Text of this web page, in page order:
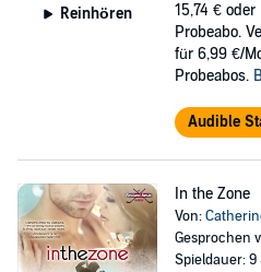
Reinhören 15,74 € oder
Probeabo.
für 6,99 €/
Probeabos.
Audible
In the Zone
Von:
Gesprochen
Spieldauer: 9